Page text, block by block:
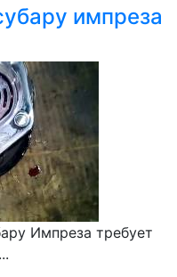
импреза
Импреза требует